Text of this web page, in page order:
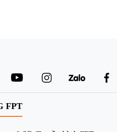
FPT